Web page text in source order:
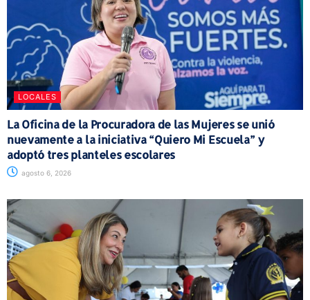
LOCALES
La Oficina de la Procuradora de las Mujeres se unió
nuevamente a la iniciativa “Quiero Mi Escuela” y
adoptó tres planteles escolares
agosto 6, 2026